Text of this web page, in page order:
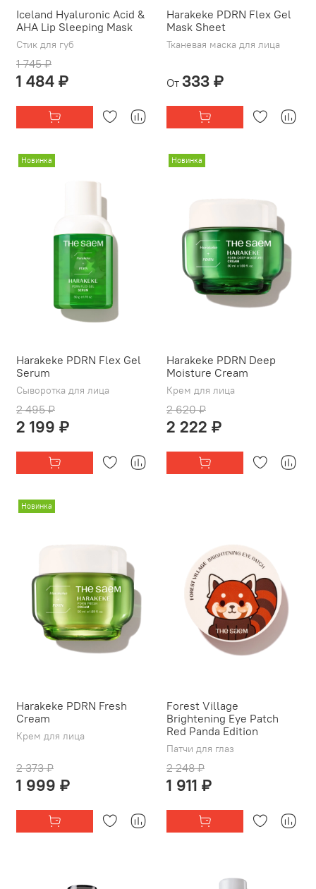
Iceland Hyaluronic Acid &
AHA Lip Sleeping Mask
Стик для губ
1 745 ₽
1 484 ₽
Harakeke PDRN Flex Gel
Mask Sheet
Тканевая маска для лица
От 333 ₽
Новинка
Harakeke PDRN Flex Gel
Serum
Сыворотка для лица
2 495 ₽
2 199 ₽
Новинка
Harakeke PDRN Deep
Moisture Cream
Крем для лица
2 620 ₽
2 222 ₽
Новинка
Harakeke PDRN Fresh
Cream
Крем для лица
2 373 ₽
1 999 ₽
Forest Village
Brightening Eye Patch
Red Panda Edition
Патчи для глаз
2 248 ₽
1 911 ₽